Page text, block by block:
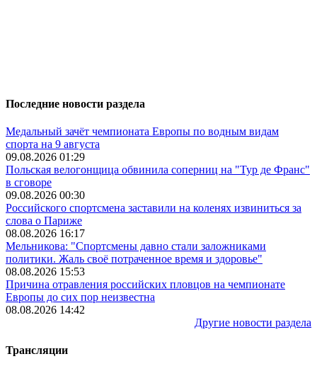
Последние новости раздела
Медальный зачёт чемпионата Европы по водным видам
спорта на 9 августа
09.08.2026 01:29
Польская велогонщица обвинила соперниц на "Тур де Франс"
в сговоре
09.08.2026 00:30
Российского спортсмена заставили на коленях извиниться за
слова о Париже
08.08.2026 16:17
Мельникова: "Спортсмены давно стали заложниками
политики. Жаль своё потраченное время и здоровье"
08.08.2026 15:53
Причина отравления российских пловцов на чемпионате
Европы до сих пор неизвестна
08.08.2026 14:42
Другие новости раздела
Трансляции